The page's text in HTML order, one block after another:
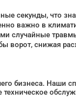
секунды, что
важно в
случайные
ворот, снижая
бизнеса. Наши